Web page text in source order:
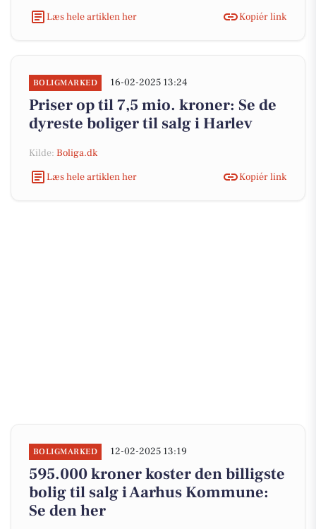
Læs hele artiklen her
Kopiér link
BOLIGMARKED 16-02-2025 13:24
Priser op til 7,5 mio. kroner: Se de
dyreste boliger til salg i Harlev
Kilde: Boliga.dk
Læs hele artiklen her
Kopiér link
BOLIGMARKED 12-02-2025 13:19
595.000 kroner koster den billigste
bolig til salg i Aarhus Kommune:
Se den her